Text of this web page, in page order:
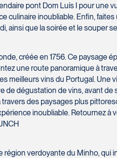
pont Dom Luís I pour une
inoubliable. Enfin,
que la soirée et le souper
créée en 1756. Ce paysage
une route panoramique à
meilleurs vins du Portugal. Une
dégustation de vins, avant de
des paysages plus
inoubliable. Retournez
verdoyante du Minho, qui